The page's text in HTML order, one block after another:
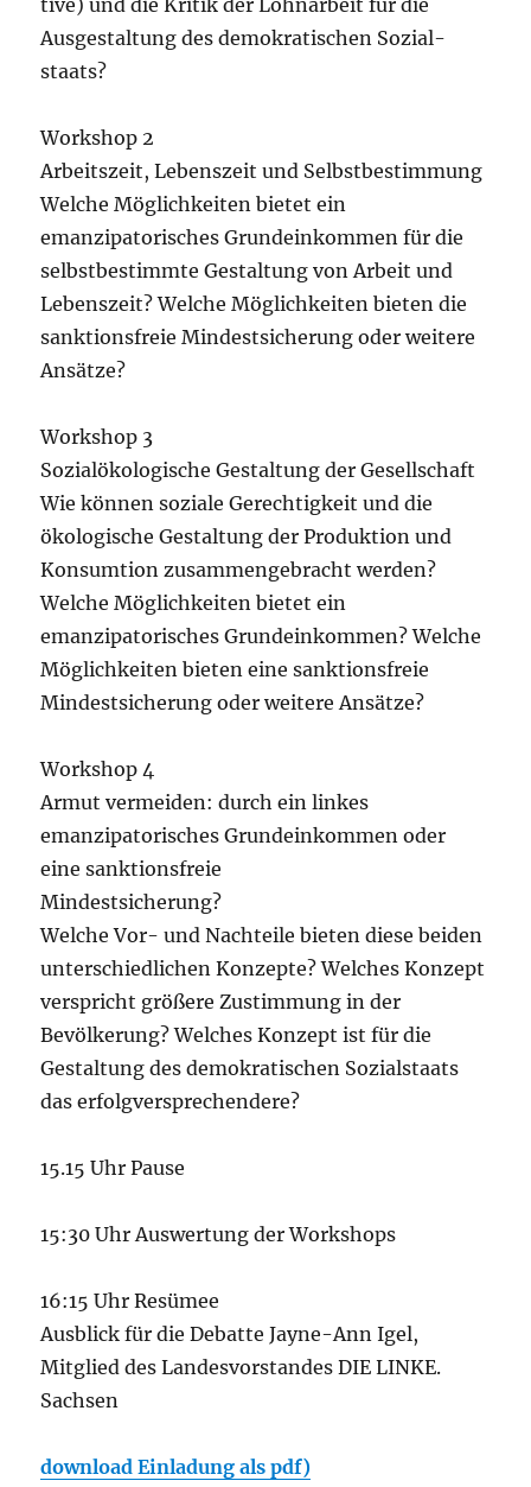
Ausgestaltung des demokratischen Sozial-
staats?
Workshop 2
Arbeitszeit, Lebenszeit und Selbstbestimmung
Welche Möglichkeiten bietet ein
emanzipatorisches Grundeinkommen für die
selbstbestimmte Gestaltung von Arbeit und
Lebenszeit? Welche Möglichkeiten bieten die
sanktionsfreie Mindestsicherung oder weitere
Ansätze?
Workshop 3
Sozialökologische Gestaltung der Gesellschaft
Wie können soziale Gerechtigkeit und die
ökologische Gestaltung der Produktion und
Konsumtion zusammengebracht werden?
Welche Möglichkeiten bietet ein
emanzipatorisches Grundeinkommen? Welche
Möglichkeiten bieten eine sanktionsfreie
Mindestsicherung oder weitere Ansätze?
Workshop 4
Armut vermeiden: durch ein linkes
emanzipatorisches Grundeinkommen oder
eine sanktionsfreie
Mindestsicherung?
Welche Vor- und Nachteile bieten diese beiden
unterschiedlichen Konzepte? Welches Konzept
verspricht größere Zustimmung in der
Bevölkerung? Welches Konzept ist für die
Gestaltung des demokratischen Sozialstaats
das erfolgversprechendere?
15.15 Uhr Pause
15:30 Uhr Auswertung der Workshops
16:15 Uhr Resümee
Ausblick für die Debatte Jayne-Ann Igel,
Mitglied des Landesvorstandes DIE LINKE.
Sachsen
download Einladung als pdf)